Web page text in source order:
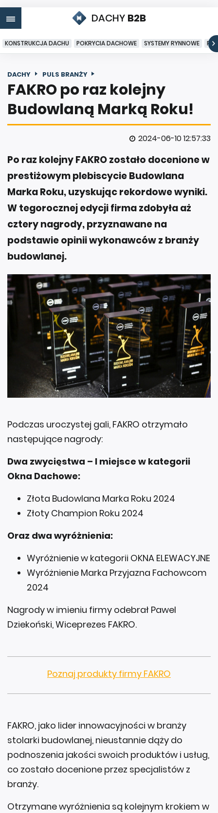
DACHY B2B
KONSTRUKCJA DACHU POKRYCIA DACHOWE SYSTEMY RYNNOWE
DACHY PULS BRANŻY
FAKRO po raz kolejny
Budowlaną Marką Roku!
2024-06-10 12:57:33
Po raz kolejny FAKRO zostało docenione w
prestiżowym plebiscycie Budowlana
Marka Roku, uzyskując rekordowe wyniki.
W tegorocznej edycji firma zdobyła aż
cztery nagrody, przyznawane na
podstawie opinii wykonawców z branży
budowlanej.
Podczas uroczystej gali, FAKRO otrzymało
następujące nagrody:
Dwa zwycięstwa – I miejsce w kategorii
Okna Dachowe:
Złota Budowlana Marka Roku 2024
Złoty Champion Roku 2024
Oraz dwa wyróżnienia:
Wyróżnienie w kategorii OKNA ELEWACYJNE
Wyróżnienie Marka Przyjazna Fachowcom
2024
Nagrody w imieniu firmy odebrał Pawel
Dziekoński, Wiceprezes FAKRO.
Poznaj produkty firmy FAKRO
FAKRO, jako lider innowacyjności w branży
stolarki budowlanej, nieustannie dąży do
podnoszenia jakości swoich produktów i usług,
co zostało docenione przez specjalistów z
branży.
Otrzymane wyróżnienia są kolejnym krokiem w